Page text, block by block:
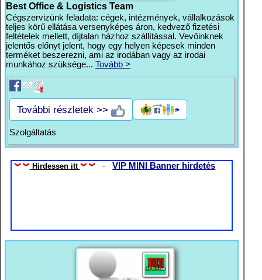
Best Office & Logistics Team
Cégszervizünk feladata: cégek, intézmények, vállalkozások
teljes körű ellátása versenyképes áron, kedvező fizetési
feltételek mellett, díjtalan házhoz szállítással. Vevőinknek
jelentős előnyt jelent, hogy egy helyen képesek minden
terméket beszerezni, ami az irodában vagy az irodai
munkához szüksége... Tovább >
További részletek >>
Szolgáltatás
Hirdessen itt -VIP MINI Banner hirdetés